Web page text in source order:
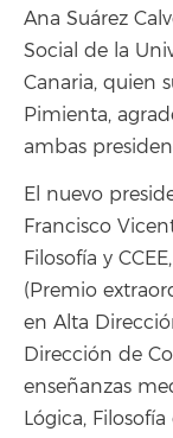
Ana Suárez
Social de la
Canaria, quien
Pimienta,
ambas
El nuevo
Francisco
Filosofía y
(Premio
en Alta
Dirección de
enseñanzas
Lógica,